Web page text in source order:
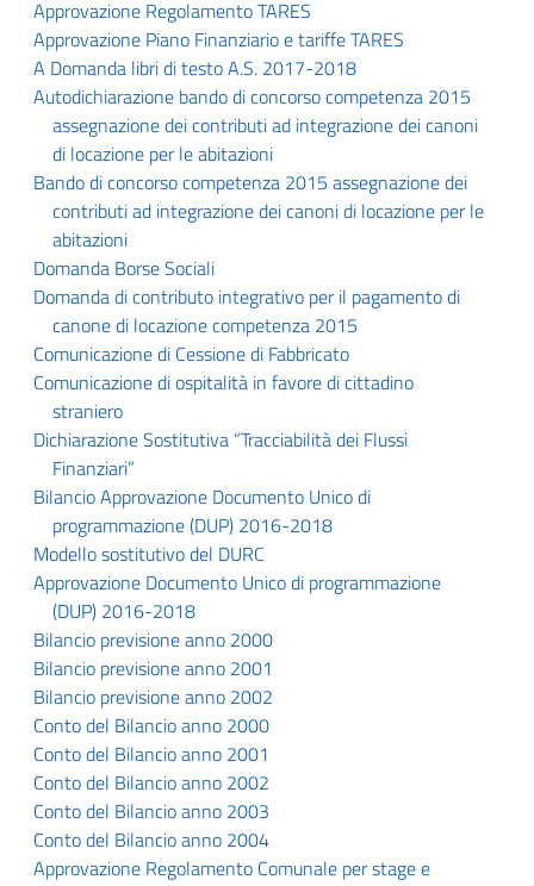
Approvazione Regolamento TARES
Approvazione Piano Finanziario e tariffe TARES
A Domanda libri di testo A.S. 2017-2018
Autodichiarazione bando di concorso competenza 2015
assegnazione dei contributi ad integrazione dei canoni
di locazione per le abitazioni
Bando di concorso competenza 2015 assegnazione dei
contributi ad integrazione dei canoni di locazione per le
abitazioni
Domanda Borse Sociali
Domanda di contributo integrativo per il pagamento di
canone di locazione competenza 2015
Comunicazione di Cessione di Fabbricato
Comunicazione di ospitalità in favore di cittadino
straniero
Dichiarazione Sostitutiva “Tracciabilità dei Flussi
Finanziari”
Bilancio Approvazione Documento Unico di
programmazione (DUP) 2016-2018
Modello sostitutivo del DURC
Approvazione Documento Unico di programmazione
(DUP) 2016-2018
Bilancio previsione anno 2000
Bilancio previsione anno 2001
Bilancio previsione anno 2002
Conto del Bilancio anno 2000
Conto del Bilancio anno 2001
Conto del Bilancio anno 2002
Conto del Bilancio anno 2003
Conto del Bilancio anno 2004
Approvazione Regolamento Comunale per stage e